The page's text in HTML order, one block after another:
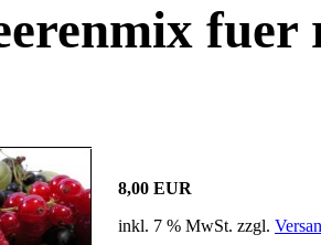
8,00 EUR
inkl. 7 % MwSt. zzgl.